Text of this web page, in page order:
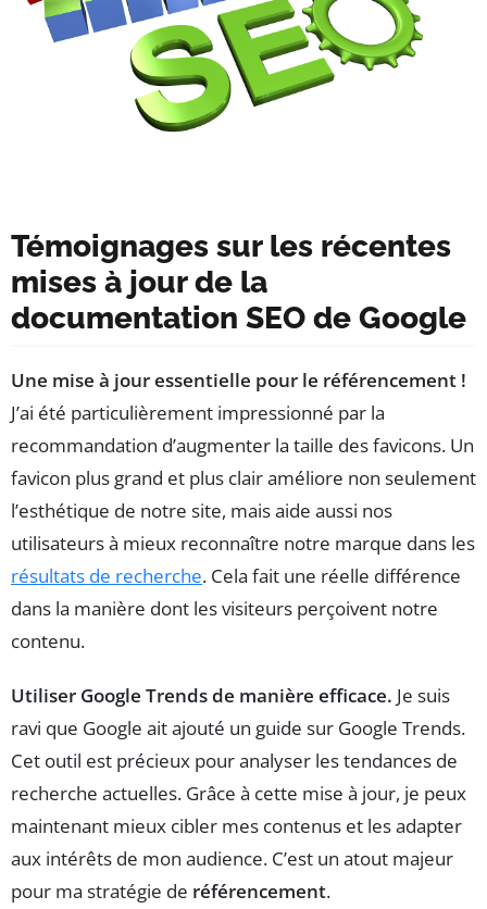
Témoignages sur les récentes
mises à jour de la
documentation SEO de Google
Une mise à jour essentielle pour le référencement !
J’ai été particulièrement impressionné par la
recommandation d’augmenter la taille des favicons. Un
favicon plus grand et plus clair améliore non seulement
l’esthétique de notre site, mais aide aussi nos
utilisateurs à mieux reconnaître notre marque dans les
résultats de recherche. Cela fait une réelle différence
dans la manière dont les visiteurs perçoivent notre
contenu.
Utiliser Google Trends de manière efficace. Je suis
ravi que Google ait ajouté un guide sur Google Trends.
Cet outil est précieux pour analyser les tendances de
recherche actuelles. Grâce à cette mise à jour, je peux
maintenant mieux cibler mes contenus et les adapter
aux intérêts de mon audience. C’est un atout majeur
pour ma stratégie de référencement.